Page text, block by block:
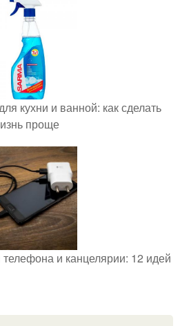
кухни и ванной: как сделать
проще
и канцелярии: 12 идей